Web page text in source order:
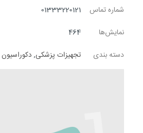
شماره تماس
01333220121
نمایش‌ها
464
دسته بندی
تجهیزات پزشکی,دکوراسیون